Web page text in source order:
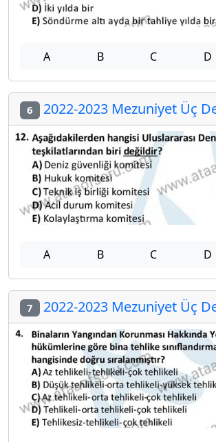
A B C D
6 2022-2023 Mezuniyet Üç
A B C D
7 2022-2023 Mezuniyet Üç